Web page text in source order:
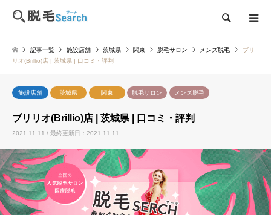
検索
記事一覧 施設店舗 茨城県 関東 脱毛サロン メンズ脱毛
ブリ
リオ(Brillio)店 | 茨城県 | 口コミ・評判
施設店舗 茨城県 関東 脱毛サロン メンズ脱毛
ブリリオ(Brillio)店 | 茨城県 | 口コミ・評判
2021.11.11 / 最終更新日：2021.11.11